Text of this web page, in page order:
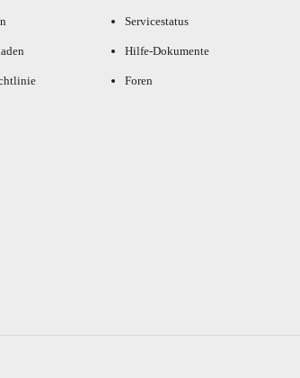
Servicestatus
Hilfe-Dokumente
Foren